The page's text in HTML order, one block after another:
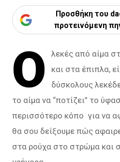
Προσθήκη του
προτεινόμενη
Ο
λεκές από αίμα
και στα έπιπλα,
δύσκολους
το αίμα να “ποτίζει” το
περισσότερο κόπο για να
θα σου δείξουμε πώς
στα ρούχα στο στρώμα και